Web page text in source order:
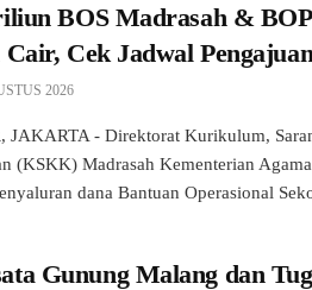
BOS Madrasah &
Cek Jadwal
2026
JAKARTA - Direktorat Kurikulum,
(KSKK) Madrasah Kementerian
dana Bantuan Operasional
Gunung Malang dan